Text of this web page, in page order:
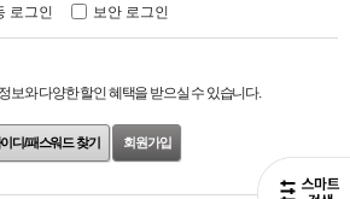
로그인 보안 로그인
보와 다양한 할인 혜택을 받으실 수 있습니다.
디/패스워드 찾기 회원가입